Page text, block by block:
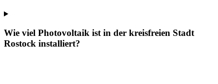
Wie viel Photovoltaik ist in der kreisfreien Stadt
Rostock installiert?